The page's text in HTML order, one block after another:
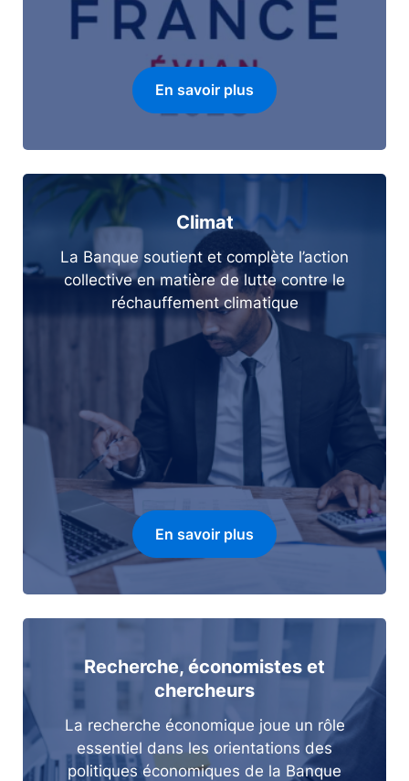
En savoir plus
Climat
La Banque soutient et complète l’action
collective en matière de lutte contre le
réchauffement climatique
En savoir plus
Recherche, économistes et
chercheurs
La recherche économique joue un rôle
essentiel dans les orientations des
politiques économiques de la Banque